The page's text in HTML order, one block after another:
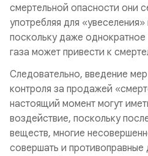
смертельной опасности они
употребляя для
поскольку даже однократное
газа может привести к
Следовательно, введение
контроля за продажей
настоящий момент могут
воздействие, поскольку
веществ, многие
совершать и противоправные